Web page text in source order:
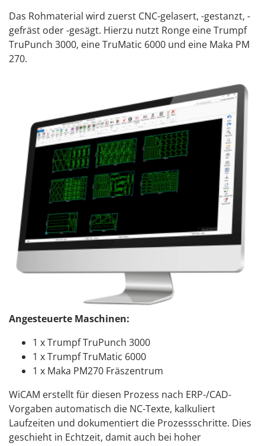
Das Rohmaterial wird zuerst CNC-gelasert, -gestanzt, -
gefräst oder -gesägt. Hierzu nutzt Ronge eine Trumpf
TruPunch 3000, eine TruMatic 6000 und eine Maka PM
270.
Angesteuerte Maschinen:
1 x Trumpf TruPunch 3000
1 x Trumpf TruMatic 6000
1 x Maka PM270 Fräszentrum
WiCAM erstellt für diesen Prozess nach ERP-/CAD-
Vorgaben automatisch die NC-Texte, kalkuliert
Laufzeiten und dokumentiert die Prozessschritte. Dies
geschieht in Echtzeit, damit auch bei hoher